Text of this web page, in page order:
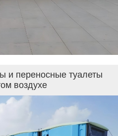
и переносные туалеты
воздухе